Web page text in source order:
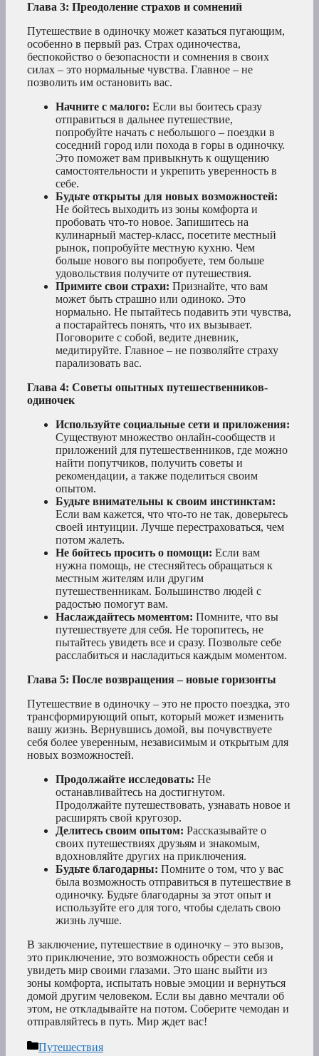
Глава 3: Преодоление страхов и сомнений
Путешествие в одиночку может казаться пугающим,
особенно в первый раз. Страх одиночества,
беспокойство о безопасности и сомнения в своих
силах – это нормальные чувства. Главное – не
позволить им остановить вас.
Начните с малого: Если вы боитесь сразу
отправиться в дальнее путешествие,
попробуйте начать с небольшого – поездки в
соседний город или похода в горы в одиночку.
Это поможет вам привыкнуть к ощущению
самостоятельности и укрепить уверенность в
себе.
Будьте открыты для новых возможностей:
Не бойтесь выходить из зоны комфорта и
пробовать что-то новое. Запишитесь на
кулинарный мастер-класс, посетите местный
рынок, попробуйте местную кухню. Чем
больше нового вы попробуете, тем больше
удовольствия получите от путешествия.
Примите свои страхи: Признайте, что вам
может быть страшно или одиноко. Это
нормально. Не пытайтесь подавить эти чувства,
а постарайтесь понять, что их вызывает.
Поговорите с собой, ведите дневник,
медитируйте. Главное – не позволяйте страху
парализовать вас.
Глава 4: Советы опытных путешественников-
одиночек
Используйте социальные сети и приложения:
Существуют множество онлайн-сообществ и
приложений для путешественников, где можно
найти попутчиков, получить советы и
рекомендации, а также поделиться своим
опытом.
Будьте внимательны к своим инстинктам:
Если вам кажется, что что-то не так, доверьтесь
своей интуиции. Лучше перестраховаться, чем
потом жалеть.
Не бойтесь просить о помощи: Если вам
нужна помощь, не стесняйтесь обращаться к
местным жителям или другим
путешественникам. Большинство людей с
радостью помогут вам.
Наслаждайтесь моментом: Помните, что вы
путешествуете для себя. Не торопитесь, не
пытайтесь увидеть все и сразу. Позвольте себе
расслабиться и насладиться каждым моментом.
Глава 5: После возвращения – новые горизонты
Путешествие в одиночку – это не просто поездка, это
трансформирующий опыт, который может изменить
вашу жизнь. Вернувшись домой, вы почувствуете
себя более уверенным, независимым и открытым для
новых возможностей.
Продолжайте исследовать: Не
останавливайтесь на достигнутом.
Продолжайте путешествовать, узнавать новое и
расширять свой кругозор.
Делитесь своим опытом: Рассказывайте о
своих путешествиях друзьям и знакомым,
вдохновляйте других на приключения.
Будьте благодарны: Помните о том, что у вас
была возможность отправиться в путешествие в
одиночку. Будьте благодарны за этот опыт и
используйте его для того, чтобы сделать свою
жизнь лучше.
В заключение, путешествие в одиночку – это вызов,
это приключение, это возможность обрести себя и
увидеть мир своими глазами. Это шанс выйти из
зоны комфорта, испытать новые эмоции и вернуться
домой другим человеком. Если вы давно мечтали об
этом, не откладывайте на потом. Соберите чемодан и
отправляйтесь в путь. Мир ждет вас!
Рубрики
Путешествия